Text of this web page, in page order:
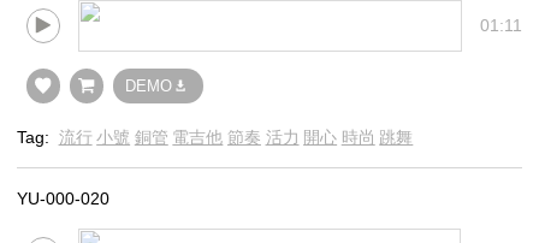
01:11
DEMO
Tag: 流行 小號 銅管 電吉他 節奏 活力 開心 時尚 跳舞
YU-000-020